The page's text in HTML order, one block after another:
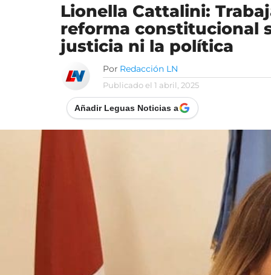
Lionella Cattalini:
reforma constitucional
justicia ni la política
Por Redacción LN
Publicado el 1 abril, 2025
Añadir Leguas Noticias a